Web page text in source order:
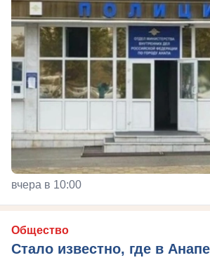
вчера в 10:00
Общество
Стало известно, где в